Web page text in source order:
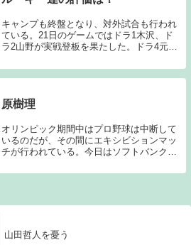
キャンプも終盤となり、対外試合も行われ
ている。21日のゲームではドラ1木沢、ド
ラ2山野が実戦登板を果たした。ドラ4元
る。1軍キャンプに抜擢されたルーキー達
が大きなアクシデントなく、ここまでのキ
原樹理
オリンピック期間中はプロ野球は中断して
いるのだが、その間にエキシビションマッ
チが行われている。今日はソフトバンクと
を期す原が4回をノーヒットピッチングと
山田哲人を憂う